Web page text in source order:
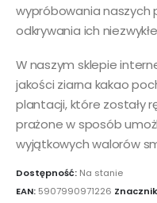
wypróbowania naszych
odkrywania ich
W naszym sklepie
jakości ziarna kakao
plantacji, które zostały
prażone w sposób
wyjątkowych walorów
Dostępność: Na stanie
EAN: 5907990971226